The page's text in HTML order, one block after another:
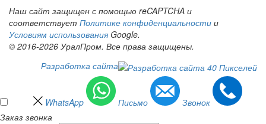
Наш сайт защищен с помощью reCAPTCHA и
соответствует Политике конфиденциальности и
Условиям использования Google.
© 2016-2026 УралПром. Все права защищены.
Разработка сайта
WhatsApp Письмо
Звонок
Заказ звонка